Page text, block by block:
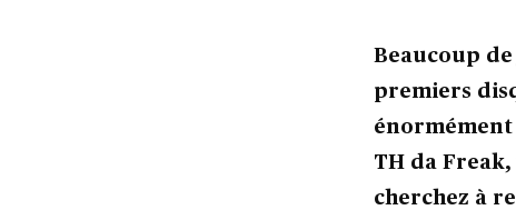
Beaucoup
premiers
énormément
TH da Freak,
cherchez à